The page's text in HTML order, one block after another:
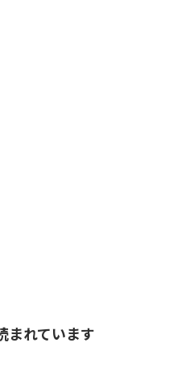
まれています